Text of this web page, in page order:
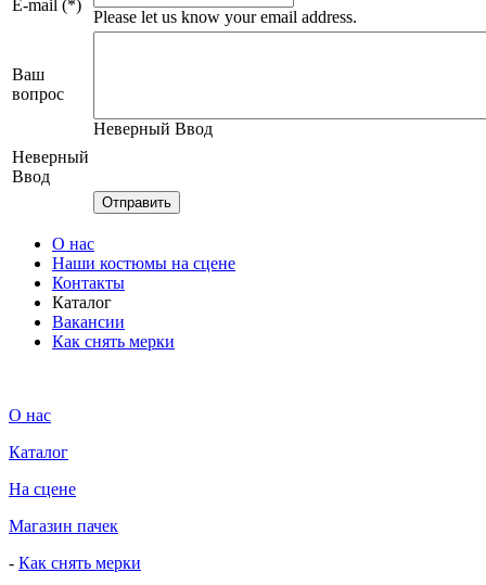
E-mail (*)
Please let us know your email address.
Ваш
вопрос
Неверный Ввод
Неверный
Ввод
О нас
Наши костюмы на сцене
Контакты
Каталог
Вакансии
Как снять мерки
О нас
Каталог
На сцене
Магазин пачек
- Как снять мерки